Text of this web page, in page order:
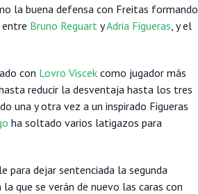
la buena defensa con Freitas formando
entre Bruno Reguart yAdria Figueras , y el
con Lovro Viscek como jugador más
hasta reducir la desventaja hasta los tres
una y otra vez a un inspirado Figueras
ha soltado varios latigazos para
para dejar sentenciada la segunda
que se verán de nuevo las caras con